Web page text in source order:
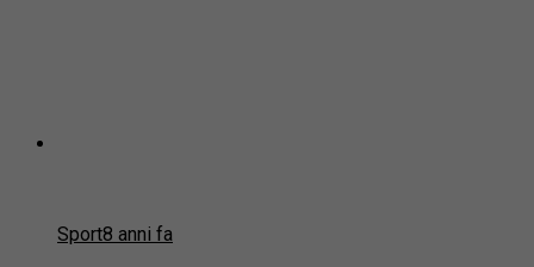
Sport8 anni fa